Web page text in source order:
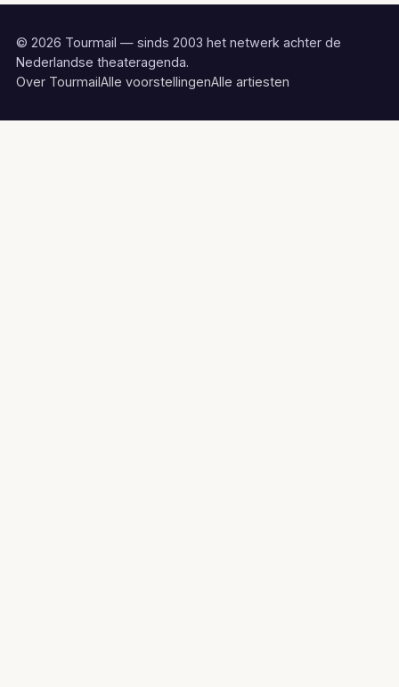
© 2026 Tourmail — sinds 2003 het netwerk achter de
Nederlandse theateragenda.
Over TourmailAlle voorstellingenAlle artiesten